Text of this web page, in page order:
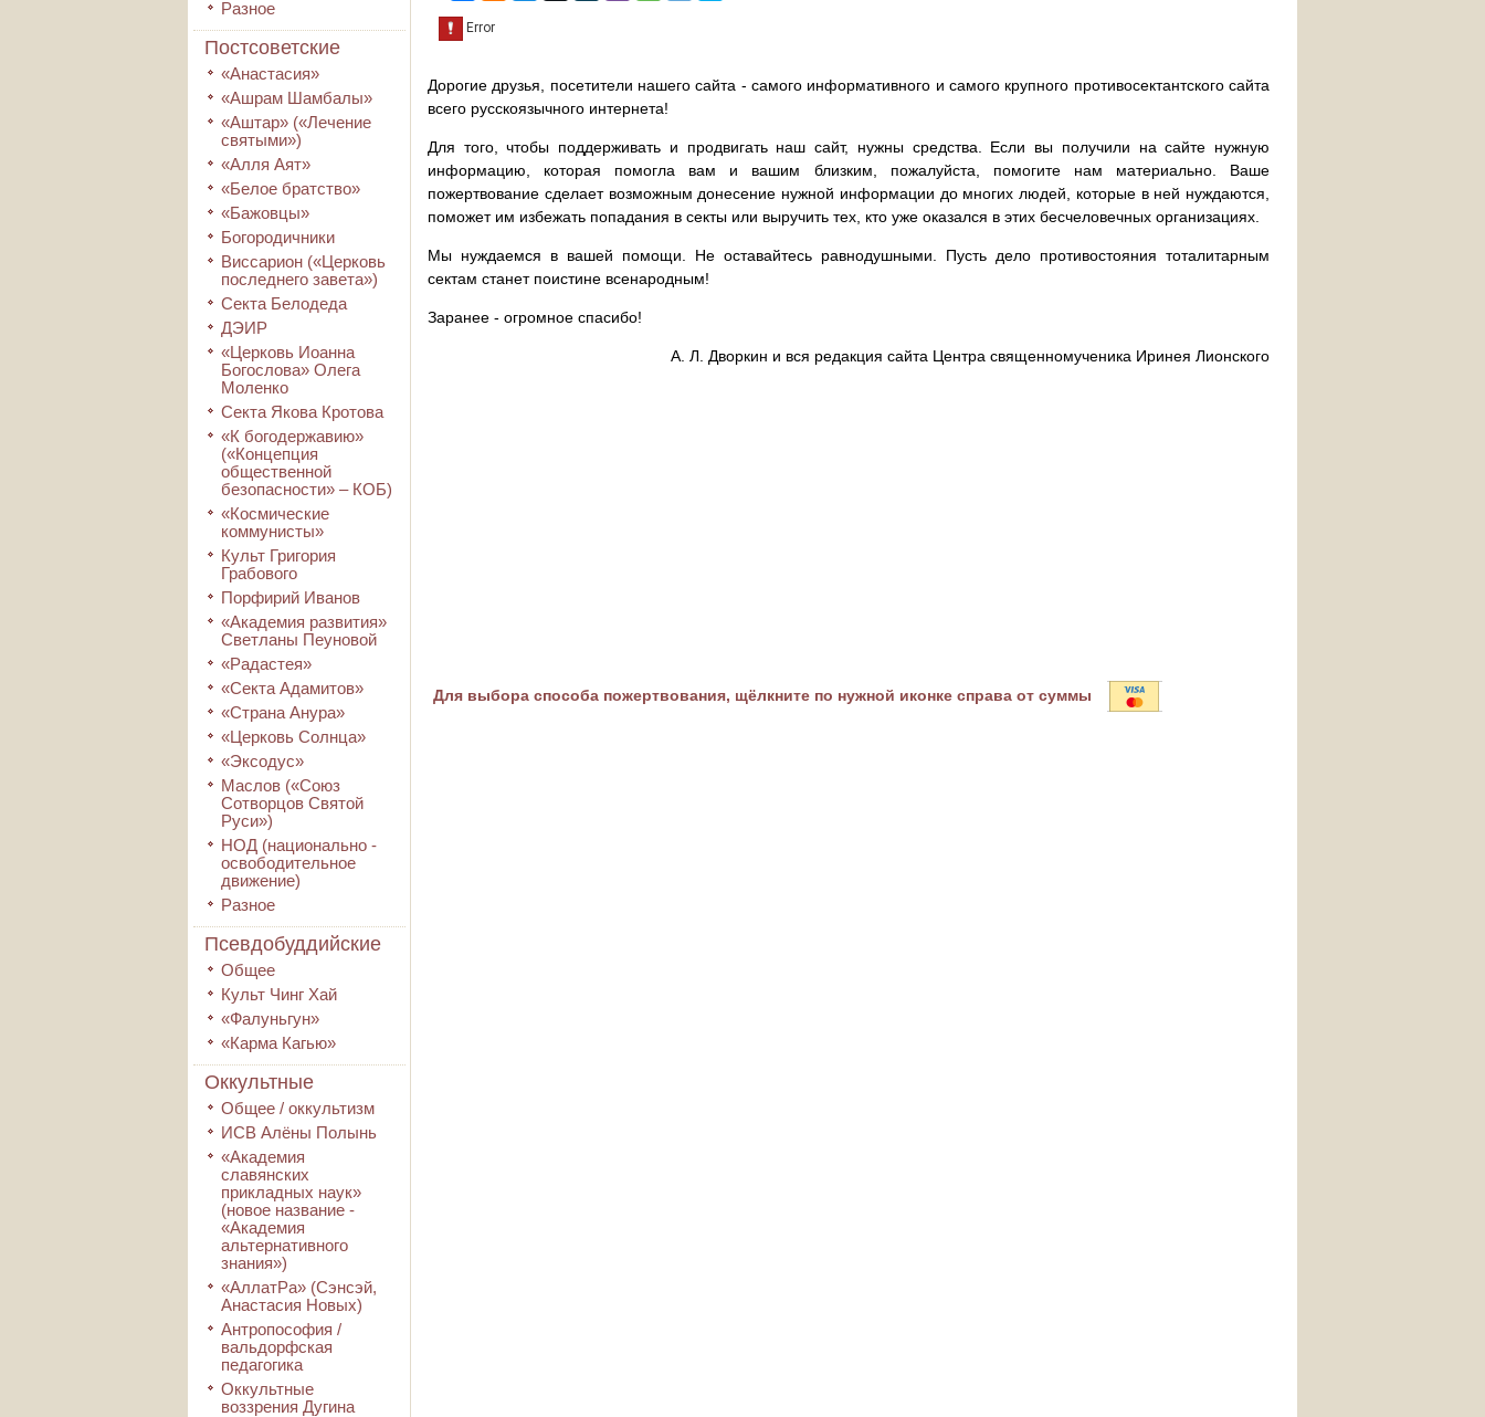
Разное
Постсоветские
«Анастасия»
«Ашрам Шамбалы»
«Аштар» («Лечение
святыми»)
«Алля Аят»
«Белое братство»
«Бажовцы»
Богородичники
Виссарион («Церковь
последнего завета»)
Секта Белодеда
ДЭИР
«Церковь Иоанна
Богослова» Олега
Моленко
Секта Якова Кротова
«К богодержавию»
(«Концепция
общественной
безопасности» – КОБ)
«Космические
коммунисты»
Культ Григория
Грабового
Порфирий Иванов
«Академия развития»
Светланы Пеуновой
«Радастея»
«Секта Адамитов»
«Страна Анура»
«Церковь Солнца»
«Эксодус»
Маслов («Союз
Сотворцов Святой
Руси»)
НОД (национально -
освободительное
движение)
Разное
Псевдобуддийские
Общее
Культ Чинг Хай
«Фалуньгун»
«Карма Кагью»
Оккультные
Общее / оккультизм
ИСВ Алёны Полынь
«Академия
славянских
прикладных наук»
(новое название -
«Академия
альтернативного
знания»)
«АллатРа» (Сэнсэй,
Анастасия Новых)
Антропософия /
вальдорфская
педагогика
Оккультные
воззрения Дугина
Дорогие друзья, посетители нашего сайта - самого информативного и самого крупного противосектантского сайта
всего русскоязычного интернета!
Для того, чтобы поддерживать и продвигать наш сайт, нужны средства. Если вы получили на сайте нужную
информацию, которая помогла вам и вашим близким, пожалуйста, помогите нам материально. Ваше
пожертвование сделает возможным донесение нужной информации до многих людей, которые в ней нуждаются,
поможет им избежать попадания в секты или выручить тех, кто уже оказался в этих бесчеловечных организациях.
Мы нуждаемся в вашей помощи. Не оставайтесь равнодушными. Пусть дело противостояния тоталитарным
сектам станет поистине всенародным!
Заранее - огромное спасибо!
А. Л. Дворкин и вся редакция сайта Центра священномученика Иринея Лионского
Для выбора способа пожертвования, щёлкните по нужной иконке справа от суммы